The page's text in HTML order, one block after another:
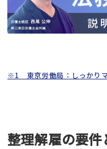
※1 東京労働局：しっかり
整理解雇の要